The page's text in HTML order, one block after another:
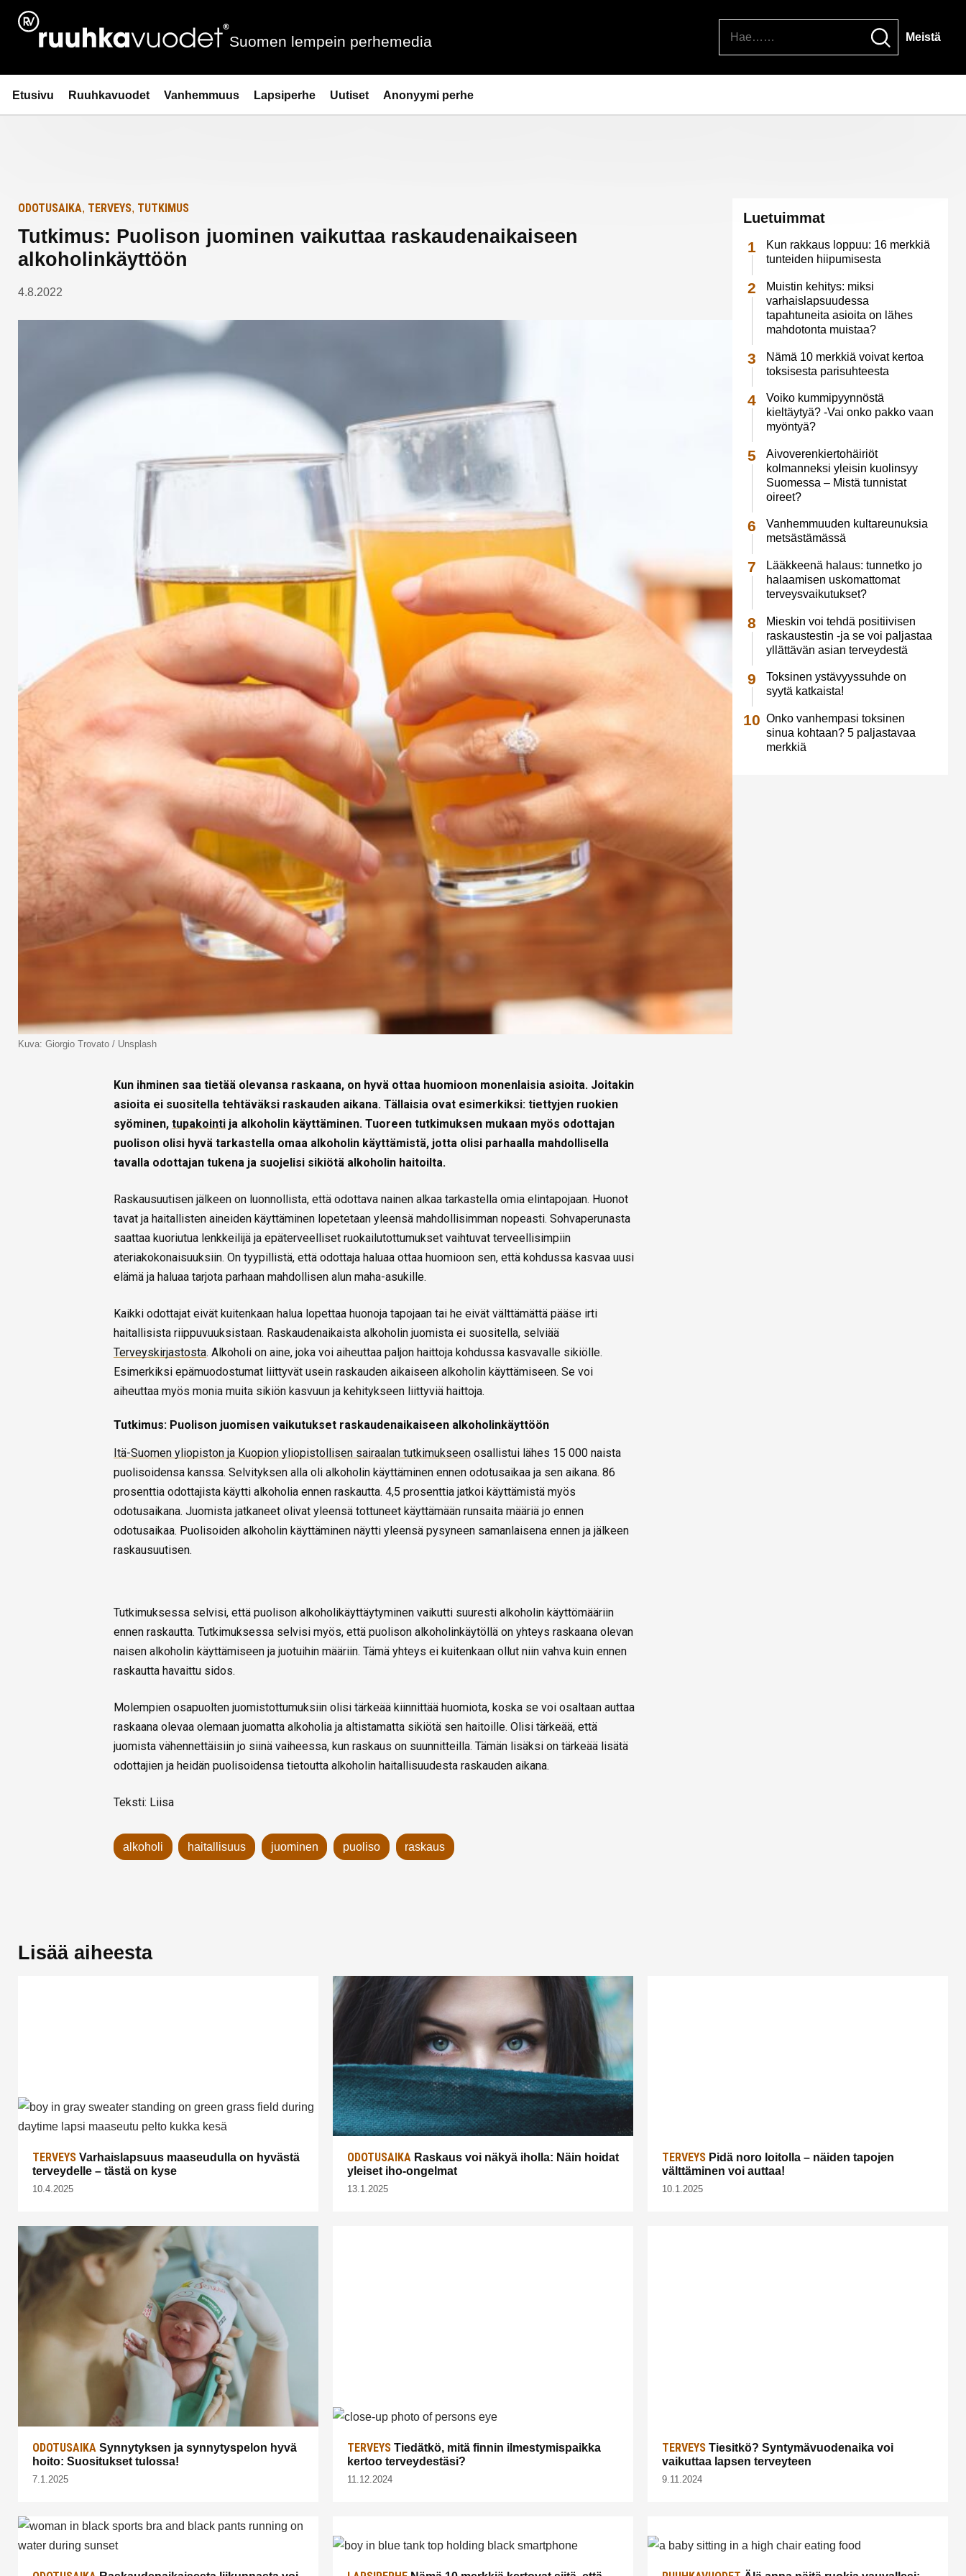
Siirry
sisältöön
Ruuhkavuodet.fi
Suomen lempein perhemedia Meistä
Etusivu Ruuhkavuodet Vanhemmuus Lapsiperhe Uutiset Anonyymi perhe
Etusivulle
ODOTUSAIKA, TERVEYS, TUTKIMUS
Tutkimus: Puolison juominen vaikuttaa raskaudenaikaiseen
alkoholinkäyttöön
4.8.2022
Kuva: Giorgio Trovato / Unsplash
Kun ihminen saa tietää olevansa raskaana, on hyvä ottaa huomioon monenlaisia asioita. Joitakin
asioita ei suositella tehtäväksi raskauden aikana. Tällaisia ovat esimerkiksi: tiettyjen ruokien
syöminen, tupakointi ja alkoholin käyttäminen. Tuoreen tutkimuksen mukaan myös odottajan
puolison olisi hyvä tarkastella omaa alkoholin käyttämistä, jotta olisi parhaalla mahdollisella
tavalla odottajan tukena ja suojelisi sikiötä alkoholin haitoilta.
Raskausuutisen jälkeen on luonnollista, että odottava nainen alkaa tarkastella omia elintapojaan. Huonot
tavat ja haitallisten aineiden käyttäminen lopetetaan yleensä mahdollisimman nopeasti. Sohvaperunasta
saattaa kuoriutua lenkkeilijä ja epäterveelliset ruokailutottumukset vaihtuvat terveellisimpiin
ateriakokonaisuuksiin. On tyypillistä, että odottaja haluaa ottaa huomioon sen, että kohdussa kasvaa uusi
elämä ja haluaa tarjota parhaan mahdollisen alun maha-asukille.
Kaikki odottajat eivät kuitenkaan halua lopettaa huonoja tapojaan tai he eivät välttämättä pääse irti
haitallisista riippuvuuksistaan. Raskaudenaikaista alkoholin juomista ei suositella, selviää
Terveyskirjastosta. Alkoholi on aine, joka voi aiheuttaa paljon haittoja kohdussa kasvavalle sikiölle.
Esimerkiksi epämuodostumat liittyvät usein raskauden aikaiseen alkoholin käyttämiseen. Se voi
aiheuttaa myös monia muita sikiön kasvuun ja kehitykseen liittyviä haittoja.
Tutkimus: Puolison juomisen vaikutukset raskaudenaikaiseen alkoholinkäyttöön
Itä-Suomen yliopiston ja Kuopion yliopistollisen sairaalan tutkimukseen osallistui lähes 15 000 naista
puolisoidensa kanssa. Selvityksen alla oli alkoholin käyttäminen ennen odotusaikaa ja sen aikana. 86
prosenttia odottajista käytti alkoholia ennen raskautta. 4,5 prosenttia jatkoi käyttämistä myös
odotusaikana. Juomista jatkaneet olivat yleensä tottuneet käyttämään runsaita määriä jo ennen
odotusaikaa. Puolisoiden alkoholin käyttäminen näytti yleensä pysyneen samanlaisena ennen ja jälkeen
raskausuutisen.
Tutkimuksessa selvisi, että puolison alkoholikäyttäytyminen vaikutti suuresti alkoholin käyttömääriin
ennen raskautta. Tutkimuksessa selvisi myös, että puolison alkoholinkäytöllä on yhteys raskaana olevan
naisen alkoholin käyttämiseen ja juotuihin määriin. Tämä yhteys ei kuitenkaan ollut niin vahva kuin ennen
raskautta havaittu sidos.
Molempien osapuolten juomistottumuksiin olisi tärkeää kiinnittää huomiota, koska se voi osaltaan auttaa
raskaana olevaa olemaan juomatta alkoholia ja altistamatta sikiötä sen haitoille. Olisi tärkeää, että
juomista vähennettäisiin jo siinä vaiheessa, kun raskaus on suunnitteilla. Tämän lisäksi on tärkeää lisätä
odottajien ja heidän puolisoidensa tietoutta alkoholin haitallisuudesta raskauden aikana.
Teksti: Liisa
alkoholi haitallisuus juominen puoliso raskaus
Luetuimmat
Kun rakkaus loppuu: 16 merkkiä
tunteiden hiipumisesta
Muistin kehitys: miksi
varhaislapsuudessa
tapahtuneita asioita on lähes
mahdotonta muistaa?
Nämä 10 merkkiä voivat kertoa
toksisesta parisuhteesta
Voiko kummipyynnöstä
kieltäytyä? -Vai onko pakko vaan
myöntyä?
Aivoverenkiertohäiriöt
kolmanneksi yleisin kuolinsyy
Suomessa – Mistä tunnistat
oireet?
Vanhemmuuden kultareunuksia
metsästämässä
Lääkkeenä halaus: tunnetko jo
halaamisen uskomattomat
terveysvaikutukset?
Mieskin voi tehdä positiivisen
raskaustestin -ja se voi paljastaa
yllättävän asian terveydestä
Toksinen ystävyyssuhde on
syytä katkaista!
Onko vanhempasi toksinen
sinua kohtaan? 5 paljastavaa
merkkiä
Lisää aiheesta
TERVEYS Varhaislapsuus maaseudulla on hyvästä
terveydelle – tästä on kyse
10.4.2025
ODOTUSAIKA Raskaus voi näkyä iholla: Näin hoidat
yleiset iho-ongelmat
13.1.2025
TERVEYS Pidä noro loitolla – näiden tapojen
välttäminen voi auttaa!
10.1.2025
ODOTUSAIKA Synnytyksen ja synnytyspelon hyvä
hoito: Suositukset tulossa!
7.1.2025
TERVEYS Tiedätkö, mitä finnin ilmestymispaikka
kertoo terveydestäsi?
11.12.2024
TERVEYS Tiesitkö? Syntymävuodenaika voi
vaikuttaa lapsen terveyteen
9.11.2024